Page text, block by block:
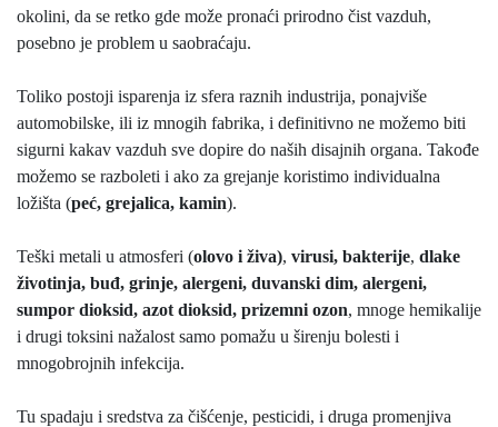
okolini, da se retko gde može pronaći prirodno čist vazduh,
posebno je problem u saobraćaju.
Toliko postoji isparenja iz sfera raznih industrija, ponajviše
automobilske, ili iz mnogih fabrika, i definitivno ne možemo biti
sigurni kakav vazduh sve dopire do naših disajnih organa. Takođe
možemo se razboleti i ako za grejanje koristimo individualna
ložišta (peć, grejalica, kamin).
Teški metali u atmosferi (olovo i živa), virusi, bakterije, dlake
životinja, buđ, grinje, alergeni, duvanski dim, alergeni,
sumpor dioksid, azot dioksid, prizemni ozon, mnoge hemikalije
i drugi toksini nažalost samo pomažu u širenju bolesti i
mnogobrojnih infekcija.
Tu spadaju i sredstva za čišćenje, pesticidi, i druga promenjiva